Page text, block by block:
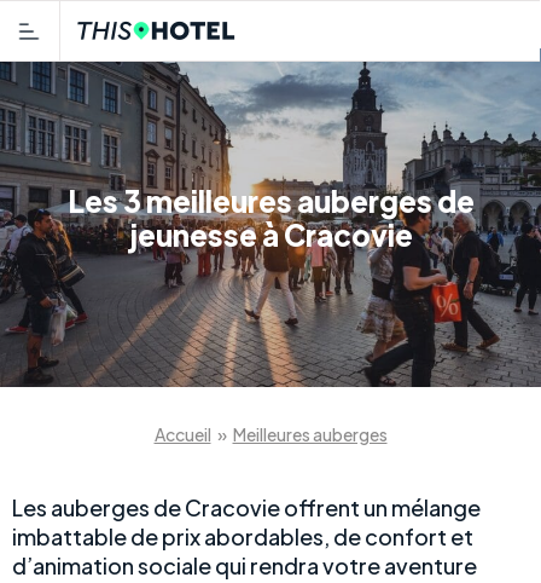
Les 3 meilleures auberges de
jeunesse à Cracovie
Accueil » Meilleures auberges
Les auberges de Cracovie offrent un mélange
imbattable de prix abordables, de confort et
d’animation sociale qui rendra votre aventure